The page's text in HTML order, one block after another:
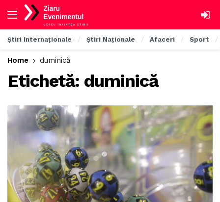
Știri Internaționale Știri Naționale Afaceri Sport
Home duminică
Etichetă: duminică